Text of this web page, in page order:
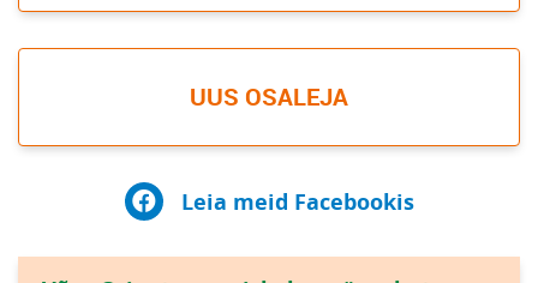
UUS OSALEJA
Leia meid Facebookis